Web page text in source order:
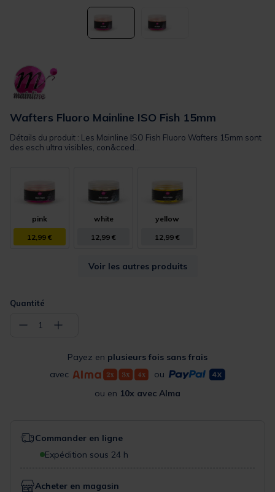
Wafters Fluoro Mainline ISO Fish 15mm
Détails du produit : Les Mainline ISO Fish Fluoro Wafters 15mm sont
des esch ultra visibles, con&cced...
pink
12,99 €
white
12,99 €
yellow
12,99 €
Voir les autres produits
Quantité
− 1 +
Payez en plusieurs fois sans frais
avec
ou
ou en 10x avec Alma
Commander en ligne
Expédition sous 24 h
Acheter en magasin